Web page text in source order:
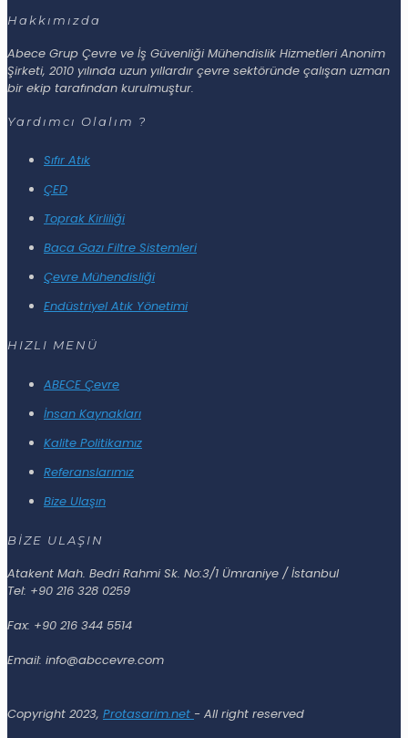
Hakkımızda
Abece Grup Çevre ve İş Güvenliği Mühendislik Hizmetleri Anonim
Şirketi, 2010 yılında uzun yıllardır çevre sektöründe çalışan uzman
bir ekip tarafından kurulmuştur.
Yardımcı Olalım ?
Sıfır Atık
ÇED
Toprak Kirliliği
Baca Gazı Filtre Sistemleri
Çevre Mühendisliği
Endüstriyel Atık Yönetimi
HIZLI MENÜ
ABECE Çevre
İnsan Kaynakları
Kalite Politikamız
Referanslarımız
Bize Ulaşın
BİZE ULAŞIN
Atakent Mah. Bedri Rahmi Sk. No:3/1 Ümraniye / İstanbul
Tel: +90 216 328 0259
Fax: +90 216 344 5514
Email: info@abccevre.com
Copyright 2023, Protasarim.net - All right reserved